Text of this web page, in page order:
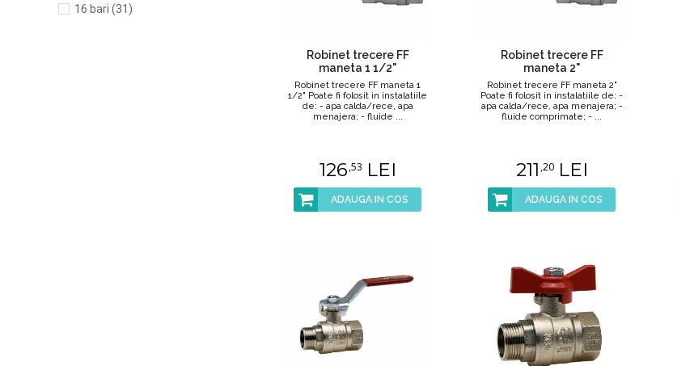
16 bari (31)
Robinet trecere FF
maneta 1 1/2"
Robinet trecere FF maneta 1
1/2" Poate fi folosit in instalatiile
de: - apa calda/rece, apa
menajera; - fluide ...
126,53LEI
ADAUGA IN COS
Robinet trecere FF
maneta 2"
Robinet trecere FF maneta 2"
Poate fi folosit in instalatiile de: -
apa calda/rece, apa menajera; -
fluide comprimate; - ...
211 ,20LEI
ADAUGA IN COS